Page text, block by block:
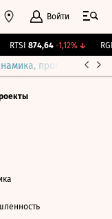
Войти
RTSI 874,64 -1,12%↓
прогнозы